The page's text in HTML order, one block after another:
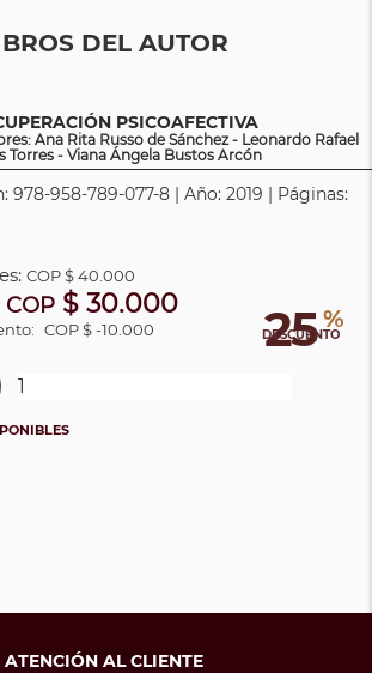
DEL AUTOR
PSICOAFECTIVA
Ana Rita Russo de Sánchez - Leonardo Rafael
Torres - Viana Ángela Bustos Arcón
978-958-789-077-8 | Año: 2019 | Páginas:
25 %
DESCUENTO
COP$ 40.000
COP $ 30.000
COP $ -10.000
ATENCIÓN AL CLIENTE